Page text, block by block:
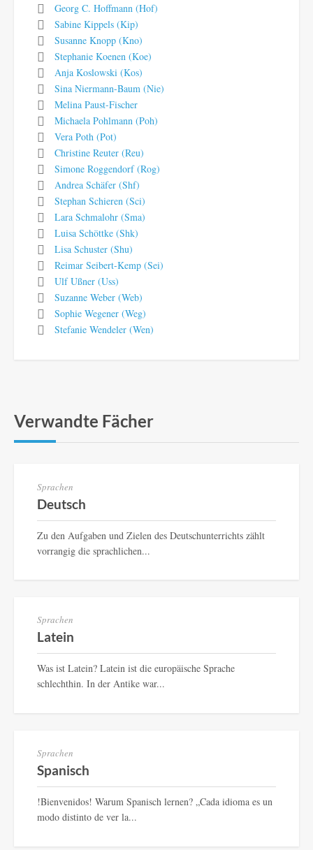
Georg C. Hoffmann (Hof)
Sabine Kippels (Kip)
Susanne Knopp (Kno)
Stephanie Koenen (Koe)
Anja Koslowski (Kos)
Sina Niermann-Baum (Nie)
Melina Paust-Fischer
Michaela Pohlmann (Poh)
Vera Poth (Pot)
Christine Reuter (Reu)
Simone Roggendorf (Rog)
Andrea Schäfer (Shf)
Stephan Schieren (Sci)
Lara Schmalohr (Sma)
Luisa Schöttke (Shk)
Lisa Schuster (Shu)
Reimar Seibert-Kemp (Sei)
Ulf Ußner (Uss)
Suzanne Weber (Web)
Sophie Wegener (Weg)
Stefanie Wendeler (Wen)
Verwandte Fächer
Sprachen
Deutsch
Zu den Aufgaben und Zielen des Deutschunterrichts zählt
vorrangig die sprachlichen...
Sprachen
Latein
Was ist Latein? Latein ist die europäische Sprache
schlechthin. In der Antike war...
Sprachen
Spanisch
!Bienvenidos! Warum Spanisch lernen? „Cada idioma es un
modo distinto de ver la...